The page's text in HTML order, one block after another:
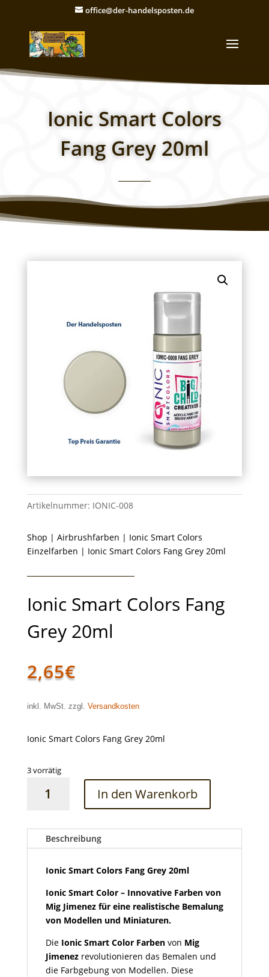
office@der-handelsposten.de
Ionic Smart Colors
Fang Grey 20ml
Artikelnummer: IONIC-008
Shop | Airbrushfarben | Ionic Smart Colors
Einzelfarben | Ionic Smart Colors Fang Grey 20ml
Ionic Smart Colors Fang
Grey 20ml
2,65€
inkl. MwSt. zzgl. Versandkosten
Ionic Smart Colors Fang Grey 20ml
3 vorrätig
Smart
Menge
In den Warenkorb
Beschreibung
Ionic Smart Colors Fang Grey 20ml
Ionic Smart Color – Innovative Farben von
Mig Jimenez für eine realistische Bemalung
von Modellen und Miniaturen.
Die Ionic Smart Color Farbenvon Mig
Jimenezrevolutionieren das Bemalen und
die Farbgebung von Modellen. Diese